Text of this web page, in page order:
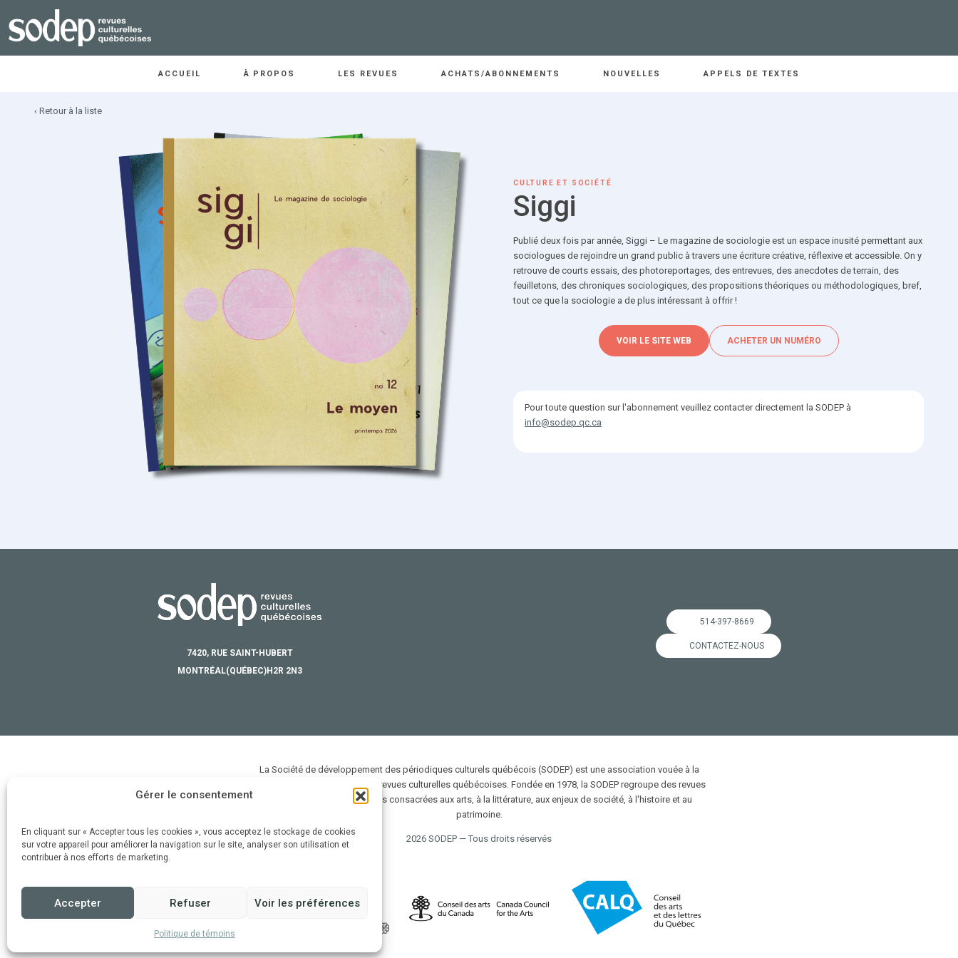
Gérer le consentement
En cliquant sur « Accepter tous les cookies », vous acceptez le stockage de cookies
sur votre appareil pour améliorer la navigation sur le site, analyser son utilisation et
contribuer à nos efforts de marketing.
Accepter Refuser Voir les préférences
Politique de témoins
ACCUEIL À PROPOS LES REVUES ACHATS/ABONNEMENTS NOUVELLES APPELS DE TEXTES
‹ Retour à la liste
CULTURE ET SOCIÉTÉ
Siggi
Publié deux fois par année, Siggi – Le magazine de sociologie est un espace inusité permettant aux
sociologues de rejoindre un grand public à travers une écriture créative, réflexive et accessible. On y
retrouve de courts essais, des photoreportages, des entrevues, des anecdotes de terrain, des
feuilletons, des chroniques sociologiques, des propositions théoriques ou méthodologiques, bref,
tout ce que la sociologie a de plus intéressant à offrir !
VOIR LE SITE WEB ACHETER UN NUMÉRO
Pour toute question sur l'abonnement veuillez contacter directement la SODEP à
info@sodep.qc.ca
7420, RUE SAINT-HUBERT
MONTRÉAL(QUÉBEC)H2R 2N3
514-397-8669
CONTACTEZ-NOUS
La Société de développement des périodiques culturels québécois (SODEP) est une association vouée à la
défense et à la promotion des revues culturelles québécoises. Fondée en 1978, la SODEP regroupe des revues
riches, diversifiées et uniques consacrées aux arts, à la littérature, aux enjeux de société, à l'histoire et au
patrimoine.
2026 SODEP — Tous droits réservés